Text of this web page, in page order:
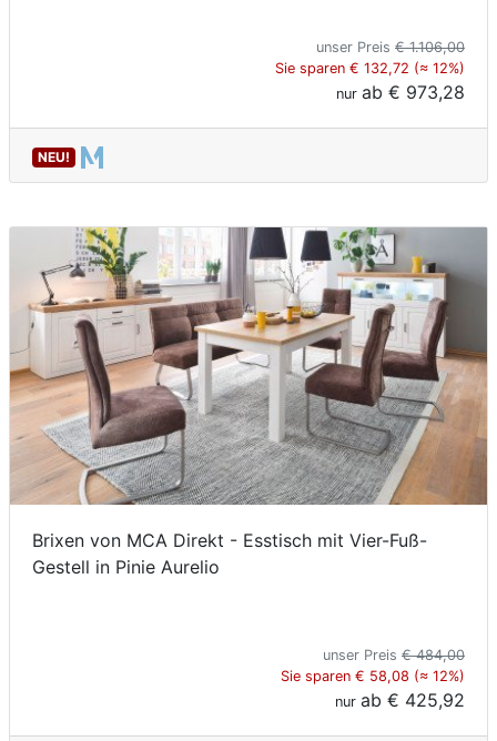
unser Preis € 1.106,00
Sie sparen € 132,72 (≈ 12%)
nur ab € 973,28
NEU!
Brixen von MCA Direkt - Esstisch mit Vier-Fuß-
Gestell in Pinie Aurelio
unser Preis € 484,00
Sie sparen € 58,08 (≈ 12%)
nur ab € 425,92